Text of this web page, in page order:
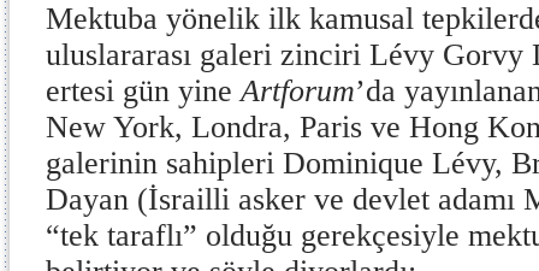
Mektuba yönelik ilk kamusal
uluslararası galeri zinciri Lévy Gorvy
ertesi gün yineArtforum’da
New York, Londra, Paris ve Hong
galerinin sahipleri Dominique Lévy,
Dayan (İsrailli asker ve devlet adamı
“tek taraflı” olduğu gerekçesiyle